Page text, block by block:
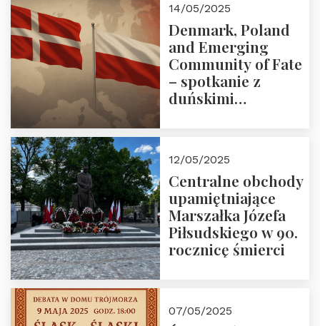
14/05/2025
Denmark, Poland
and Emerging
Community of Fate
– spotkanie z
duńskimi
12/05/2025
Centralne obchody
upamiętniające
Marszałka Józefa
Piłsudskiego w 90.
rocznicę śmierci
07/05/2025